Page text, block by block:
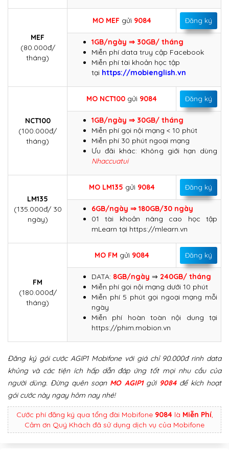
MEF
(80.000đ/
tháng)
MO MEF gửi 9084 Đăng ký
1GB/ngày ⇒ 30GB/ tháng
Miễn phí data truy cập Facebook​
Miễn phí tài khoản học tập
tại https://mobienglish.vn
NCT100
(100.000đ/
tháng)
MO NCT100 gửi 9084 Đăng ký
1GB/ngày ⇒ 30GB/ tháng
Miễn phí gọi nội mạng < 10 phút
Miễn phí 30 phút ngoại mạng
Ưu đãi khác: Không giới hạn dùng
Nhaccuatui
LM135
(135.000đ/ 30
ngày)
MO LM135 gửi 9084 Đăng ký
6GB/ngày ⇒ 180GB/30 ngày
01 tài khoản nâng cao học tập
mLearn tại https://mlearn.vn
FM
(180.000đ/
tháng)
MO FM gửi 9084 Đăng ký
DATA: 8GB/ngày ⇒ 240GB/ tháng
Miễn phí gọi nội mạng dưới 10 phút
Miễn phí 5 phút gọi ngoại mạng mỗi
ngày
Miễn phí hoàn toàn nội dung tại
https://phim.mobion.vn
Đăng ký gói cước AGIP1 Mobifone với giá chỉ 90.000đ rinh data
khủng và các tiện ích hấp dẫn đáp ứng tốt mọi nhu cầu của
người dùng. Đừng quên soạn MO AGIP1gửi 9084để kích hoạt
gói cước này ngay hôm nay nhé!
Cước phí đăng ký qua tổng đài Mobifone 9084là Miễn Phí,
Cảm ơn Quý Khách đã sử dụng dịch vụ của Mobifone